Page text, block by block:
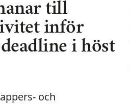
till
inför
i höst
och